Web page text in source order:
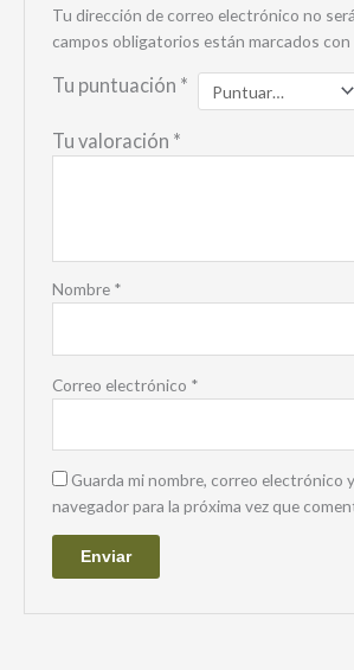
Tu dirección de correo electrónico no
campos obligatorios están marcados con
Tu puntuación *
Tu valoración *
Nombre *
Correo electrónico *
Guarda mi nombre, correo electrónico
navegador para la próxima vez que